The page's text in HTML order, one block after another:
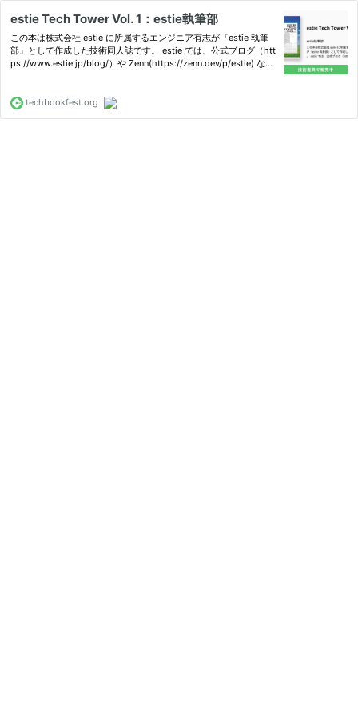
estie Tech Tower Vol. 1：estie執筆部
この本は株式会社 estie に所属するエンジニア有志が『estie 執筆
部』として作成した技術同人誌です。 estie では、公式ブログ（htt
ps://www.estie.jp/blog/）や Zenn(https://zenn.dev/p/estie) な
techbookfest.org